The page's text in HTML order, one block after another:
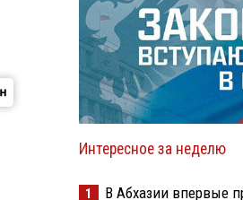
Интересное за неделю
1
В Абхазии впервые